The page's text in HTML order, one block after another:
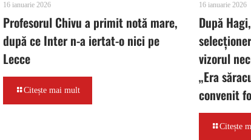
16 ianuarie 2026
Profesorul Chivu a primit notă mare,
după ce Inter n-a iertat-o nici pe
Lecce
Citește mai mult
16 ianuarie 2026
După
vizorul
„Era
convenit
Citește